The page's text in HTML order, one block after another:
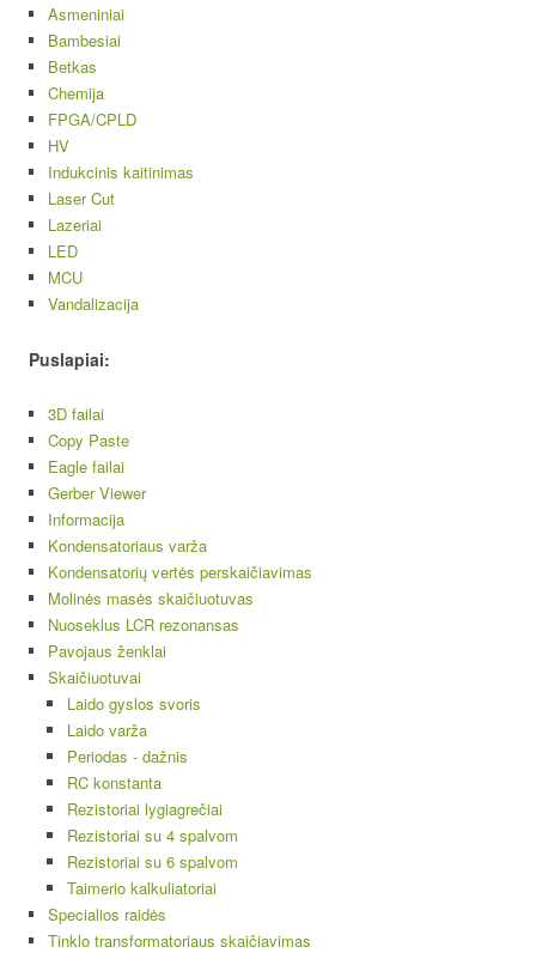
Asmeniniai
Bambesiai
Betkas
Chemija
FPGA/CPLD
HV
Indukcinis kaitinimas
Laser Cut
Lazeriai
LED
MCU
Vandalizacija
Puslapiai:
3D failai
Copy Paste
Eagle failai
Gerber Viewer
Informacija
Kondensatoriaus varža
Kondensatorių vertės perskaičiavimas
Molinės masės skaičiuotuvas
Nuoseklus LCR rezonansas
Pavojaus ženklai
Skaičiuotuvai
Laido gyslos svoris
Laido varža
Periodas - dažnis
RC konstanta
Rezistoriai lygiagrečiai
Rezistoriai su 4 spalvom
Rezistoriai su 6 spalvom
Taimerio kalkuliatoriai
Specialios raidės
Tinklo transformatoriaus skaičiavimas